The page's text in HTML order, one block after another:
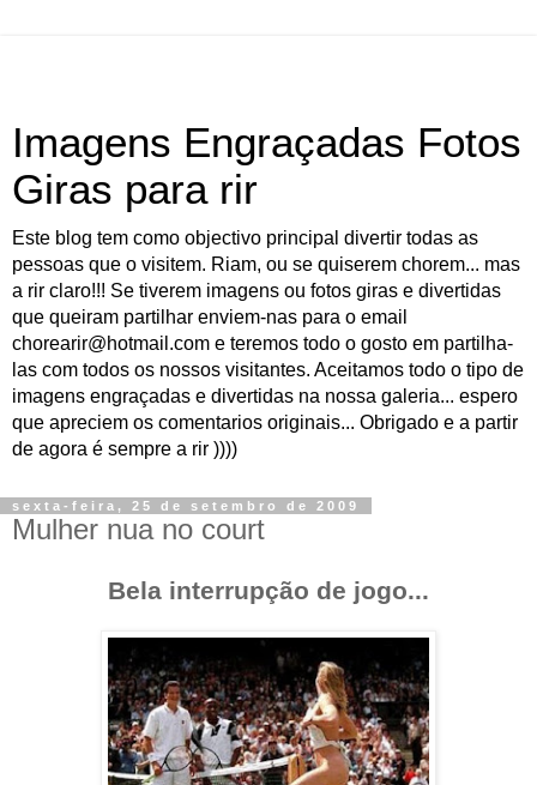
Imagens Engraçadas Fotos
Giras para rir
Este blog tem como objectivo principal divertir todas as
pessoas que o visitem. Riam, ou se quiserem chorem... mas
a rir claro!!! Se tiverem imagens ou fotos giras e divertidas
que queiram partilhar enviem-nas para o email
chorearir@hotmail.com e teremos todo o gosto em partilha-
las com todos os nossos visitantes. Aceitamos todo o tipo de
imagens engraçadas e divertidas na nossa galeria... espero
que apreciem os comentarios originais... Obrigado e a partir
de agora é sempre a rir ))))
sexta-feira, 25 de setembro de 2009
Mulher nua no court
Bela interrupção de jogo...